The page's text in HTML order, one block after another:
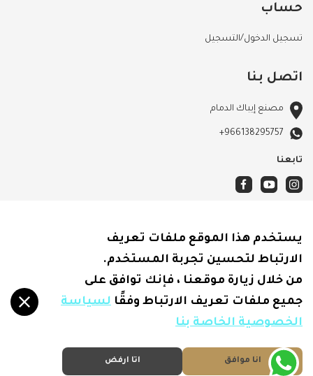
حساب
تسجيل الدخول/التسجيل
اتصل بنا
مصنع إيباك الدمام
+966138295757
تابعنا
سياسة الشحن
الاسترجاع والاسترداد
سياسة الخصوصية
متجر إيباك - جميع الحقوق محفوظة
يستخدم هذا الموقع ملفات تعريف
الارتباط لتحسين تجربة المستخدم.
من خلال زيارة موقعنا ، فإنك توافق على
جميع ملفات تعريف الارتباط وفقًا لسياسة
الخصوصية الخاصة بنا
انا موافق اتا ارفض